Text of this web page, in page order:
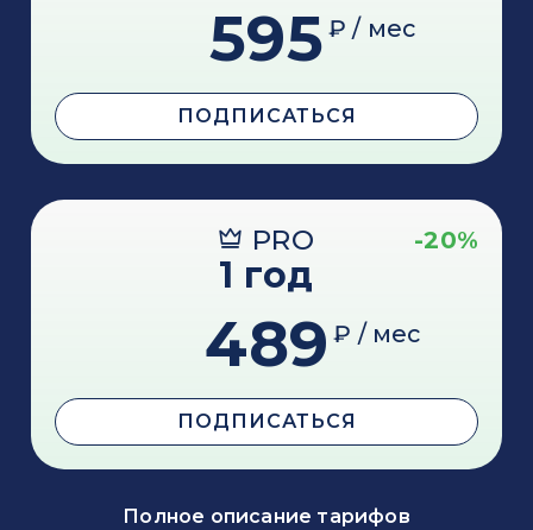
595 ₽ / мес
ПОДПИСАТЬСЯ
PRO -20%
1 год
489 ₽ / мес
ПОДПИСАТЬСЯ
Полное описание тарифов